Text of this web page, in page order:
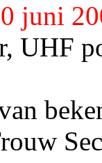
juni
UHF